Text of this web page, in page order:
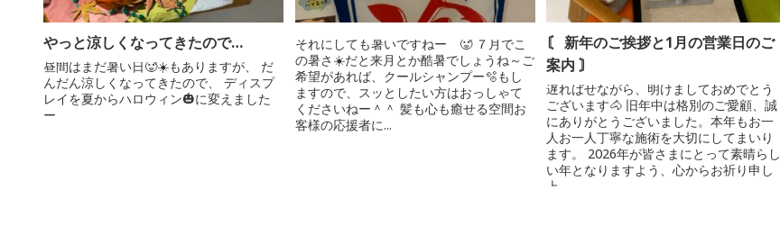
やっと涼しくなってきたので…
昼間はまだ暑い日🥵☀️もありますが、 だ
んだん涼しくなってきたので、 ディスプ
レイを夏からハロウィン🎃に変えました
ー
それにしても暑いですねー 🥵 ７月でこ
の暑さ☀️だと来月とか酷暑でしょうね～ご
希望があれば、クールシャンプー🫧もし
ますので、スッとしたい方はおっしゃて
くださいねー＾＾ 髪も心も癒せる空間お
客様の応援者に...
〘 新年のご挨拶と1月の営業日のご
案内 〙⁡
遅ればせながら、明けましておめでとう
ございます🐴 旧年中は格別のご愛顧、誠
にありがとうございました。本年もお一
人お一人丁寧な施術を大切にしてまいり
ます。 2026年が皆さまにとって素晴らし
い年となりますよう、心からお祈り申し
上...